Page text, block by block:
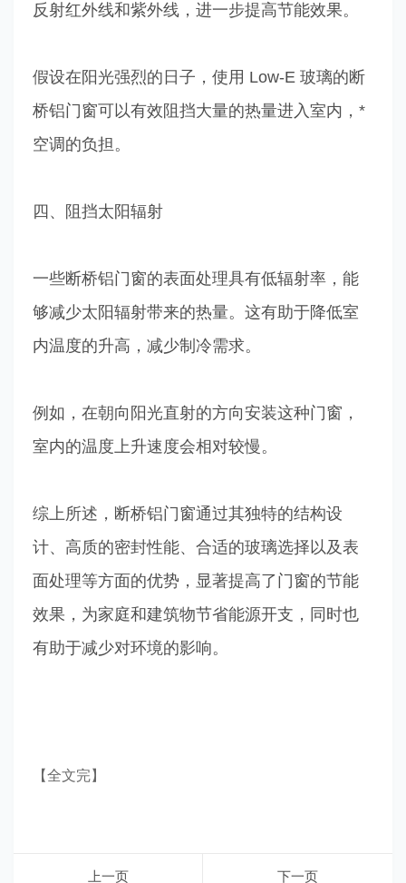
反射红外线和紫外线，进一步提高节能效果。
假设在阳光强烈的日子，使用 Low-E 玻璃的断
桥铝门窗可以有效阻挡大量的热量进入室内，*
空调的负担。
四、阻挡太阳辐射
一些断桥铝门窗的表面处理具有低辐射率，能
够减少太阳辐射带来的热量。这有助于降低室
内温度的升高，减少制冷需求。
例如，在朝向阳光直射的方向安装这种门窗，
室内的温度上升速度会相对较慢。
综上所述，断桥铝门窗通过其独特的结构设
计、高质的密封性能、合适的玻璃选择以及表
面处理等方面的优势，显著提高了门窗的节能
效果，为家庭和建筑物节省能源开支，同时也
有助于减少对环境的影响。
【全文完】
上一页 下一页